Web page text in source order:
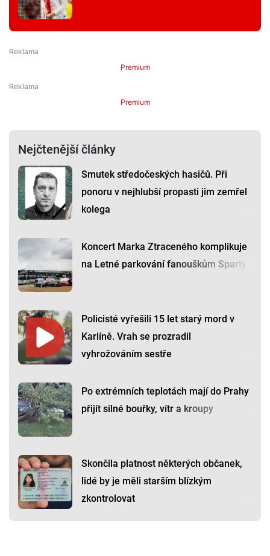
Premium
Premium
Nejčtenější články
Smutek středočeských hasičů. Při
ponoru v nejhlubší propasti jim zemřel
kolega
Koncert Marka Ztraceného komplikuje
na Letné parkování fanouškům Sparty
Policisté vyřešili 15 let starý mord v
Karlíně. Vrah se prozradil
vyhrožováním sestře
Po extrémních teplotách mají do Prahy
přijít silné bouřky, vítr a kroupy
Skončila platnost některých občanek,
lidé by je měli starším blízkým
zkontrolovat